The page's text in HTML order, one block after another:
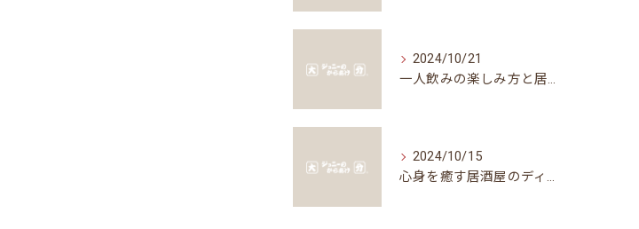
2024/10/21
一人飲みの楽しみ方と居酒屋の魅力
2024/10/15
心身を癒す居酒屋のディナータイムの楽しみ方